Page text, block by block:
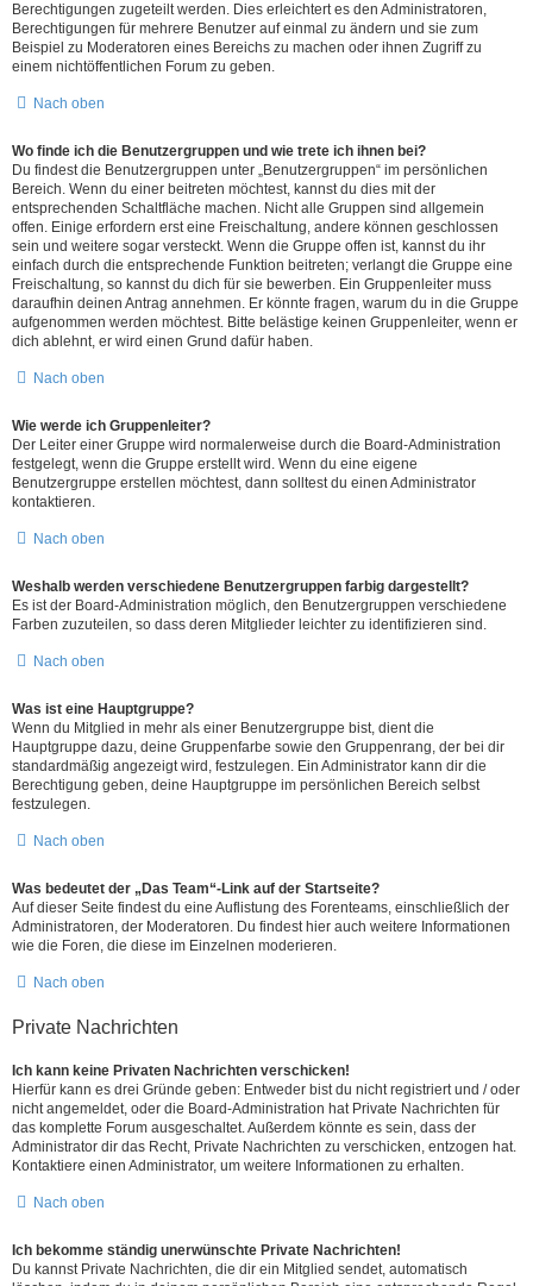
Berechtigungen zugeteilt werden. Dies erleichtert es den Administratoren,
Berechtigungen für mehrere Benutzer auf einmal zu ändern und sie zum
Beispiel zu Moderatoren eines Bereichs zu machen oder ihnen Zugriff zu
einem nichtöffentlichen Forum zu geben.
Nach oben
Wo finde ich die Benutzergruppen und wie trete ich ihnen bei?
Du findest die Benutzergruppen unter „Benutzergruppen“ im persönlichen
Bereich. Wenn du einer beitreten möchtest, kannst du dies mit der
entsprechenden Schaltfläche machen. Nicht alle Gruppen sind allgemein
offen. Einige erfordern erst eine Freischaltung, andere können geschlossen
sein und weitere sogar versteckt. Wenn die Gruppe offen ist, kannst du ihr
einfach durch die entsprechende Funktion beitreten; verlangt die Gruppe eine
Freischaltung, so kannst du dich für sie bewerben. Ein Gruppenleiter muss
daraufhin deinen Antrag annehmen. Er könnte fragen, warum du in die Gruppe
aufgenommen werden möchtest. Bitte belästige keinen Gruppenleiter, wenn er
dich ablehnt, er wird einen Grund dafür haben.
Nach oben
Wie werde ich Gruppenleiter?
Der Leiter einer Gruppe wird normalerweise durch die Board-Administration
festgelegt, wenn die Gruppe erstellt wird. Wenn du eine eigene
Benutzergruppe erstellen möchtest, dann solltest du einen Administrator
kontaktieren.
Nach oben
Weshalb werden verschiedene Benutzergruppen farbig dargestellt?
Es ist der Board-Administration möglich, den Benutzergruppen verschiedene
Farben zuzuteilen, so dass deren Mitglieder leichter zu identifizieren sind.
Nach oben
Was ist eine Hauptgruppe?
Wenn du Mitglied in mehr als einer Benutzergruppe bist, dient die
Hauptgruppe dazu, deine Gruppenfarbe sowie den Gruppenrang, der bei dir
standardmäßig angezeigt wird, festzulegen. Ein Administrator kann dir die
Berechtigung geben, deine Hauptgruppe im persönlichen Bereich selbst
festzulegen.
Nach oben
Was bedeutet der „Das Team“-Link auf der Startseite?
Auf dieser Seite findest du eine Auflistung des Forenteams, einschließlich der
Administratoren, der Moderatoren. Du findest hier auch weitere Informationen
wie die Foren, die diese im Einzelnen moderieren.
Nach oben
Private Nachrichten
Ich kann keine Privaten Nachrichten verschicken!
Hierfür kann es drei Gründe geben: Entweder bist du nicht registriert und / oder
nicht angemeldet, oder die Board-Administration hat Private Nachrichten für
das komplette Forum ausgeschaltet. Außerdem könnte es sein, dass der
Administrator dir das Recht, Private Nachrichten zu verschicken, entzogen hat.
Kontaktiere einen Administrator, um weitere Informationen zu erhalten.
Nach oben
Ich bekomme ständig unerwünschte Private Nachrichten!
Du kannst Private Nachrichten, die dir ein Mitglied sendet, automatisch